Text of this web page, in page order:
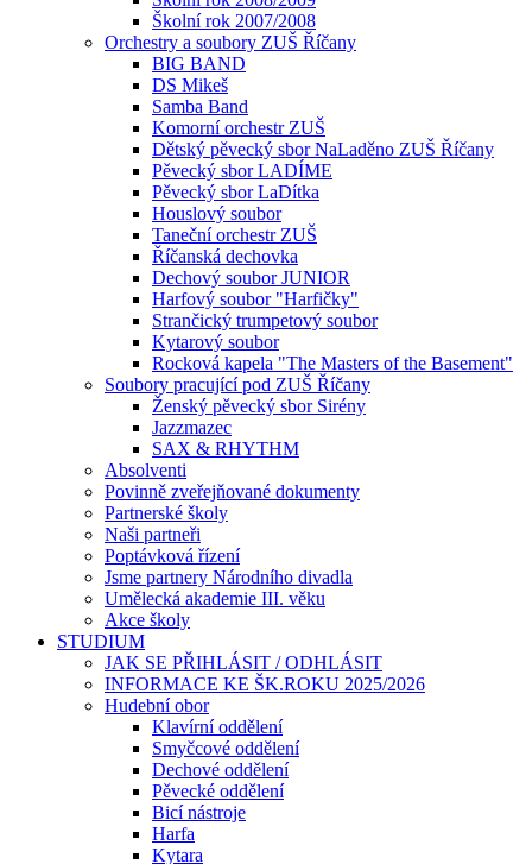
Školní rok 2007/2008
Orchestry a soubory ZUŠ Říčany
BIG BAND
DS Mikeš
Samba Band
Komorní orchestr ZUŠ
Dětský pěvecký sbor NaLaděno ZUŠ Říčany
Pěvecký sbor LADÍME
Pěvecký sbor LaDítka
Houslový soubor
Taneční orchestr ZUŠ
Říčanská dechovka
Dechový soubor JUNIOR
Harfový soubor "Harfičky"
Strančický trumpetový soubor
Kytarový soubor
Rocková kapela "The Masters of the Basement"
Soubory pracující pod ZUŠ Říčany
Ženský pěvecký sbor Sirény
Jazzmazec
SAX & RHYTHM
Absolventi
Povinně zveřejňované dokumenty
Partnerské školy
Naši partneři
Poptávková řízení
Jsme partnery Národního divadla
Umělecká akademie III. věku
Akce školy
STUDIUM
JAK SE PŘIHLÁSIT / ODHLÁSIT
INFORMACE KE ŠK.ROKU 2025/2026
Hudební obor
Klavírní oddělení
Smyčcové oddělení
Dechové oddělení
Pěvecké oddělení
Bicí nástroje
Harfa
Kytara